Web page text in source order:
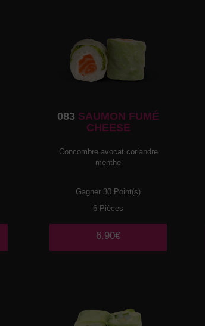
083 SAUMON FUMÉ
CHEESE
Concombre avocat coriandre
menthe
Gagner 30 Point(s)
6 Pièces
6.90€